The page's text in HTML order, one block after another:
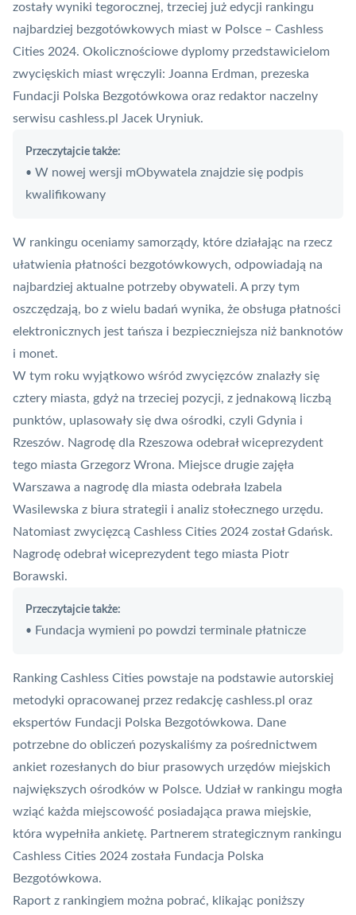
zostały wyniki tegorocznej, trzeciej już edycji rankingu
najbardziej bezgotówkowych miast w Polsce – Cashless
Cities 2024. Okolicznościowe dyplomy przedstawicielom
zwycięskich miast wręczyli: Joanna Erdman, prezeska
Fundacji Polska Bezgotówkowa oraz redaktor naczelny
serwisu cashless.pl Jacek Uryniuk.
Przeczytajcie także:
• W nowej wersji mObywatela znajdzie się podpis
kwalifikowany
W rankingu oceniamy samorządy, które działając na rzecz
ułatwienia płatności bezgotówkowych, odpowiadają na
najbardziej aktualne potrzeby obywateli. A przy tym
oszczędzają, bo z wielu badań wynika, że obsługa płatności
elektronicznych jest tańsza i bezpieczniejsza niż banknotów
i monet.
W tym roku wyjątkowo wśród zwycięzców znalazły się
cztery miasta, gdyż na trzeciej pozycji, z jednakową liczbą
punktów, uplasowały się dwa ośrodki, czyli Gdynia i
Rzeszów. Nagrodę dla Rzeszowa odebrał wiceprezydent
tego miasta Grzegorz Wrona. Miejsce drugie zajęła
Warszawa a nagrodę dla miasta odebrała Izabela
Wasilewska z biura strategii i analiz stołecznego urzędu.
Natomiast zwycięzcą Cashless Cities 2024 został Gdańsk.
Nagrodę odebrał wiceprezydent tego miasta Piotr
Borawski.
Przeczytajcie także:
• Fundacja wymieni po powdzi terminale płatnicze
Ranking Cashless Cities powstaje na podstawie autorskiej
metodyki opracowanej przez redakcję cashless.pl oraz
ekspertów Fundacji Polska Bezgotówkowa. Dane
potrzebne do obliczeń pozyskaliśmy za pośrednictwem
ankiet rozesłanych do biur prasowych urzędów miejskich
największych ośrodków w Polsce. Udział w rankingu mogła
wziąć każda miejscowość posiadająca prawa miejskie,
która wypełniła ankietę. Partnerem strategicznym rankingu
Cashless Cities 2024 została Fundacja Polska
Bezgotówkowa.
Raport z rankingiem można pobrać, klikając poniższy